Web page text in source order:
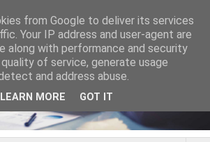
from Google to deliver its services
Your IP address and user-agent are
along with performance and security
of service, generate usage
and address abuse.
LEARN MORE GOT IT